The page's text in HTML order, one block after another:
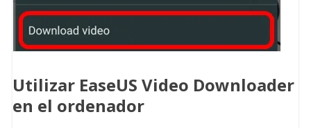
Utilizar EaseUS Video Downloader
en el ordenador